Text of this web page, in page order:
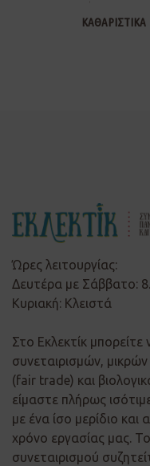
ΚΑΘΑΡΙΣΤΙΚΑ
Ώρες λειτουργίας:
Δευτέρα με Σάββατο:
Κυριακή: Κλειστά
Στο Εκλεκτίκ μπορείτε
συνεταιρισμών,
(fair trade) και
είμαστε πλήρως
με ένα ίσο μερίδιο
χρόνο εργασίας μας.
συνεταιρισμού